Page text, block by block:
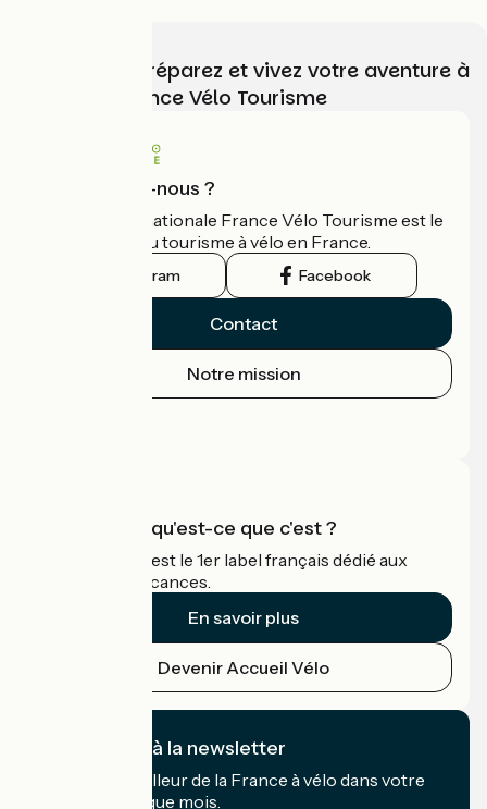
Choisissez, préparez et vivez votre aventure à
vélo avec France Vélo Tourisme
Qui sommes-nous ?
L'association nationale France Vélo Tourisme est le
guide officiel du tourisme à vélo en France.
Instagram Facebook
Contact
Notre mission
Accueil Vélo qu'est-ce que c'est ?
Accueil Vélo c'est le 1er label français dédié aux
cyclistes en vacances.
En savoir plus
Devenir Accueil Vélo
Je m'abonne à la newsletter
Recevez le meilleur de la France à vélo dans votre
boîte mail chaque mois.